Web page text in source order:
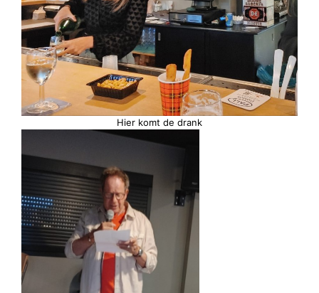
Hier komt de drank